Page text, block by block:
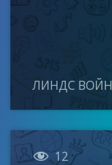
ЛИНДС
 12